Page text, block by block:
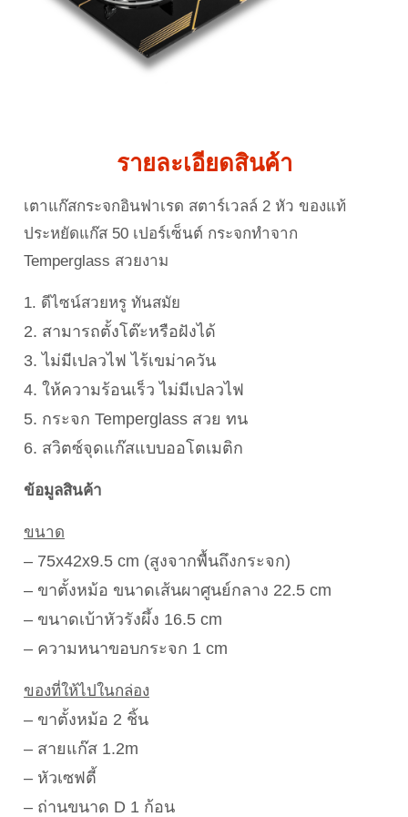
รายละเอียดสินค้า
เตาแก๊สกระจกอินฟาเรด สตาร์เวลล์ 2 หัว ของแท้
ประหยัดแก๊ส 50 เปอร์เซ็นต์ กระจกทำจาก
Temperglass สวยงาม
1. ดีไซน์สวยหรู ทันสมัย
2. สามารถตั้งโต๊ะหรือฝังได้
3. ไม่มีเปลวไฟ ไร้เขม่าควัน
4. ให้ความร้อนเร็ว ไม่มีเปลวไฟ
5. กระจก Temperglass สวย ทน
6. สวิตซ์จุดแก๊สแบบออโตเมติก
ข้อมูลสินค้า
ขนาด
– 75x42x9.5 cm (สูงจากพื้นถึงกระจก)
– ขาตั้งหม้อ ขนาดเส้นผาศูนย์กลาง 22.5 cm
– ขนาดเบ้าหัวรังผึ้ง 16.5 cm
– ความหนาขอบกระจก 1 cm
ของที่ให้ไปในกล่อง
– ขาตั้งหม้อ 2 ชิ้น
– สายแก๊ส 1.2m
– หัวเซฟตี้
– ถ่านขนาด D 1 ก้อน